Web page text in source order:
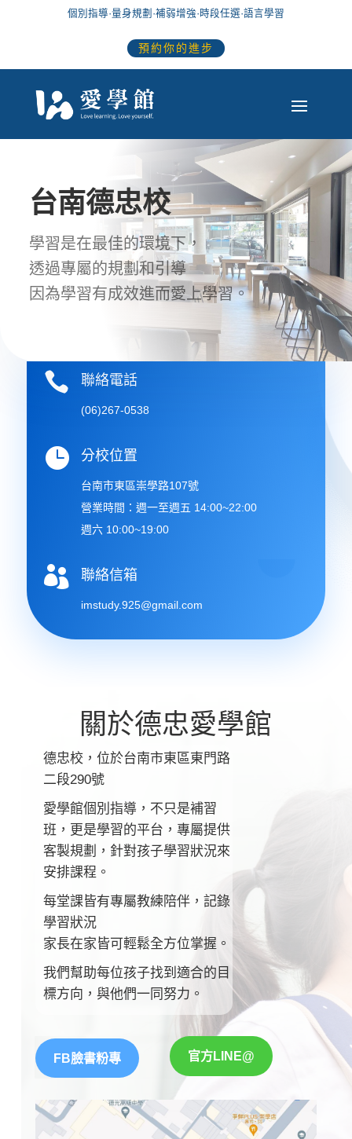
個別指導·量身規劃 ·補弱增強·時段任選·語言學習
預約你的進步
台南德忠校
學習是在最佳的環境下，
透過專屬的規劃和引導
因為學習有成效進而愛上學習。
 聯絡電話
(06)267-0538
 分校位置
台南市東區崇學路107號
營業時間：週一至週五 14:00~22:00
週六 10:00~19:00
 聯絡信箱
imstudy.925@gmail.com
關於德忠愛學館
德忠校，位於台南市東區東門路
二段290號
愛學館個別指導，不只是補習
班，更是學習的平台 ， 專屬提供
客製規劃，針對孩子學習狀況來
安排課程。
每堂課皆有專屬教練陪伴，記錄
學習狀況
家長在家皆可輕鬆全方位掌握。
我們幫助每位孩子找到適合的目
標方向，與他們一同努力。
FB臉書粉專 官方LINE@